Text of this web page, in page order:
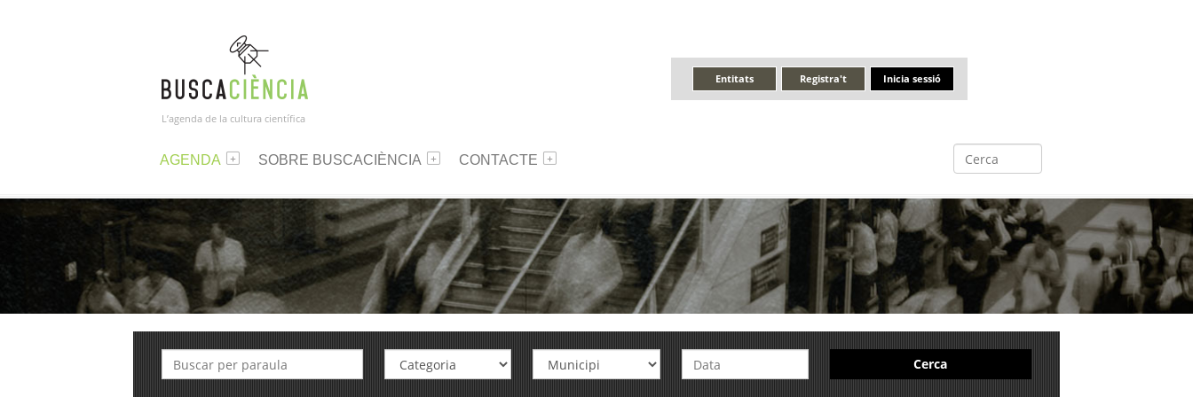
L’agenda de la cultura científica
Inicia sessió
Registra't
Entitats
AGENDA SOBRE BUSCACIÈNCIA CONTACTE
Cerca